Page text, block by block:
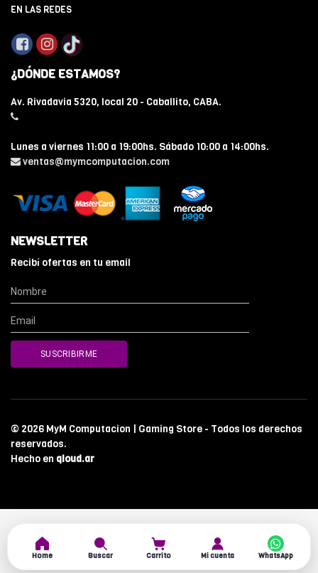
EN LAS REDES
¿DÓNDE ESTAMOS?
Av. Rivadavia 5320, local 20 - Caballito, CABA.
Lunes a viernes 11:00 a 19:00hs. Sábado 10:00 a 14:00hs.
ventas@mymcomputacion.com
NEWSLETTER
Recibí ofertas en tu email
© 2026 MyM Computacion | Gaming Store - Todos los derechos
reservados.
Hecho en qloud.ar
Home Buscar Carrito Mi cuenta